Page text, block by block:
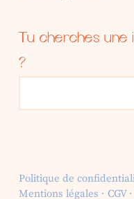
Tu cherches une
?
Politique de
Mentions légales · CGV·